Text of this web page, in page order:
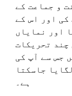
و جماعت کے
کی اور اس کے
اور نمایاں
چند تحریکات
جس سے آپ کی
جاسکتا
ہے۔